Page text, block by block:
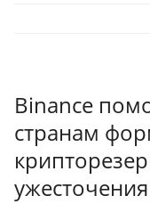
Binance
странам